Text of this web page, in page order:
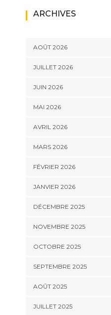
ARCHIVES
AOÛT 2026
JUILLET 2026
JUIN 2026
MAI 2026
AVRIL 2026
MARS 2026
FÉVRIER 2026
JANVIER 2026
DÉCEMBRE 2025
NOVEMBRE 2025
OCTOBRE 2025
SEPTEMBRE 2025
AOÛT 2025
JUILLET 2025